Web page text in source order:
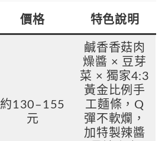
價格 特色說明
約130–155
元
鹹香香菇肉
燥醬 × 豆芽
菜 × 獨家4:3
黃金比例手
工麵條，Q
彈不軟爛，
加特製辣醬